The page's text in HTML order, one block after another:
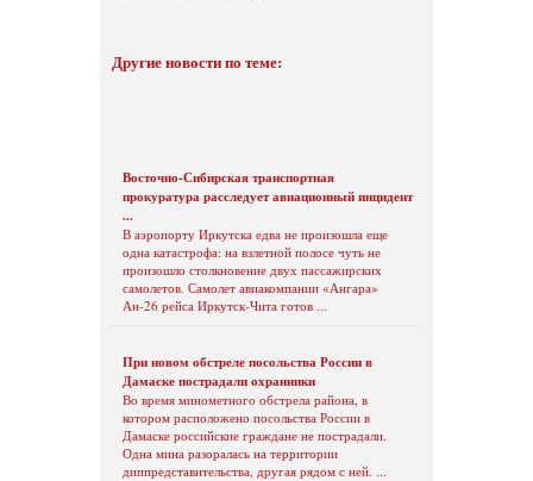
Другие новости по теме:
Восточно-Сибирская транспортная
прокуратура расследует авиационный инцидент
...
В аэропорту Иркутска едва не произошла еще
одна катастрофа: на взлетной полосе чуть не
произошло столкновение двух пассажирских
самолетов. Самолет авиакомпании «Ангара»
Ан-26 рейса Иркутск-Чита готов ...
При новом обстреле посольства России в
Дамаске пострадали охранники
Во время минометного обстрела района, в
котором расположено посольства России в
Дамаске российские граждане не пострадали.
Одна мина разоралась на территории
диппредставительства, другая рядом с ней. ...